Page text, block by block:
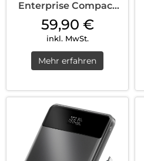
Enterprise Compact
20000 mAh 45W...
59,90 €
inkl. MwSt.
Mehr erfahren